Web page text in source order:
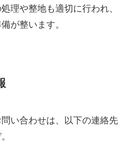
理や整地も適切に行われ、
が整います。
い合わせは、以下の連絡先